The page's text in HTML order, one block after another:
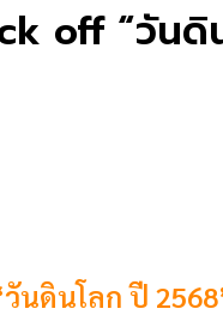
off “วันดิ
ดินโลก ปี